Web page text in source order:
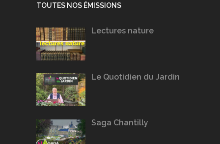
TOUTES NOS ÉMISSIONS
Lectures nature
Le Quotidien du Jardin
Saga Chantilly